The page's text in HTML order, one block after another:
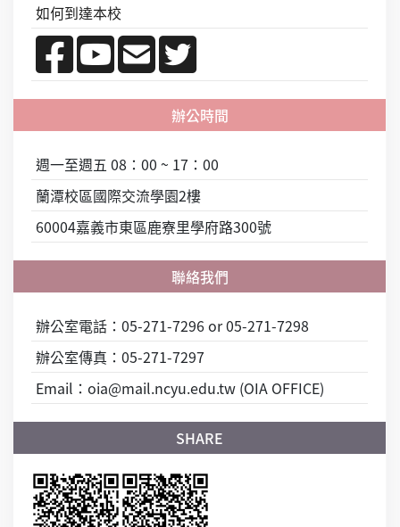
如何到達本校
週一至週五 08：00 ~ 17：00
蘭潭校區國際交流學園2樓
60004嘉義市東區鹿寮里學府路300號
辦公室電話：05-271-7296 or 05-271-7298
辦公室傳真：05-271-7297
Email：oia@mail.ncyu.edu.tw (OIA OFFICE)